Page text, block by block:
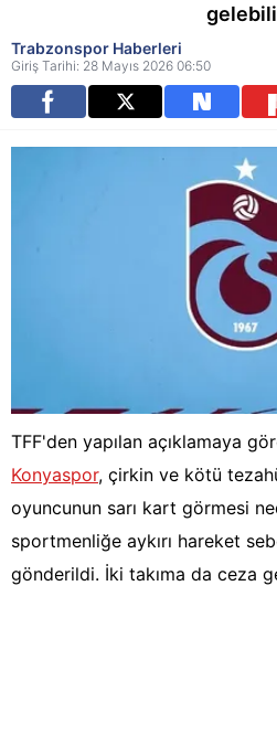
Trabzonspor Haberleri
Giriş Tarihi: 28 Mayıs 2026 06:50
TFF'den yapılan açıklamaya
Konyaspor, çirkin ve kötü
oyuncunun sarı kart görmesi
sportmenliğe aykırı hareket
gönderildi. İki takıma da ceza